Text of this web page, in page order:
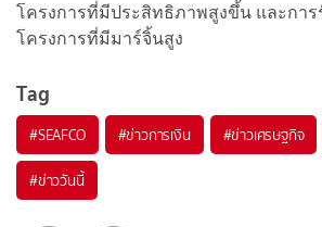
โครงการที่มีประสิทธิภาพสูงขึ้น และการ
โครงการที่มีมาร์จิ้นสูง
Tag
#SEAFCO #ข่าวการเงิน #ข่าวเศรษฐกิจ
#ข่าววันนี้